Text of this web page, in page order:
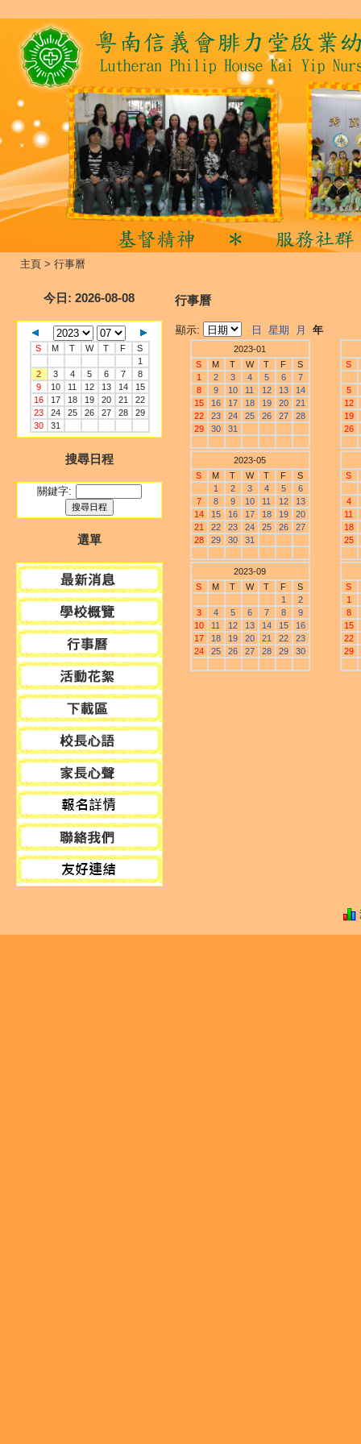
主頁 > 行事曆
今日 : 2026-08-08
S M T W T F
S
1
2
3 4 5 6 7
8
9
10 11 12 13 14
15
16
17 18 19 20 21
22
23
24 25 26 27 28
29
30
31
搜尋日程
關鍵字:
選單
行事曆
顯示: 日 星期 月 年
2023-01
S
M T W T F
S
1
2 3 4 5 6
7
8
9 10 11 12 13
14
15
16 17 18 19 20
21
22
23 24 25 26 27
28
29
30 31
S
5
12
19
26
2023-05
S
M T W T F
S
1
2 3 4 5
6
7
8 9 10 11 12
13
14
15 16 17 18 19
20
21
22 23 24 25 26
27
28
29 30 31
S
4
11
18
25
2023-09
S
M T W T F
S
1
2
3
4 5 6 7 8
9
10
11 12 13 14 15
16
17
18 19 20 21 22
23
24
25 26 27 28 29 30
S
1
8
15
22
29